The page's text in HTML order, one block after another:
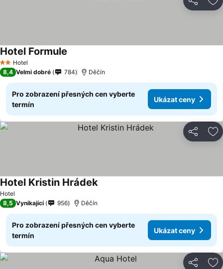
Sdílet
2 Počet hvězdiček
Hotel
Hotel Formule
8,4 Velmi dobré 784 Děčín
Pro zobrazení přesných cen vyberte
termín
Ukázat ceny
Sdílet
Hotel
Hotel Kristin HrádekUkázat ceny
8,5 Vynikající 956 Děčín
Pro zobrazení přesných cen vyberte
termín
Ukázat ceny
Sdílet